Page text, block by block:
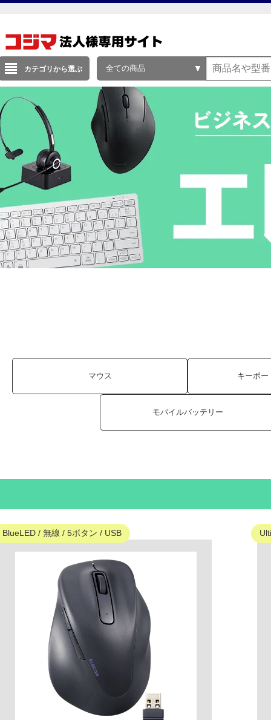
カテゴリから選ぶ 全ての商品
マウス キーボ
モバイルバッテリー
BlueLED / 無線 / 5ボタン / USB